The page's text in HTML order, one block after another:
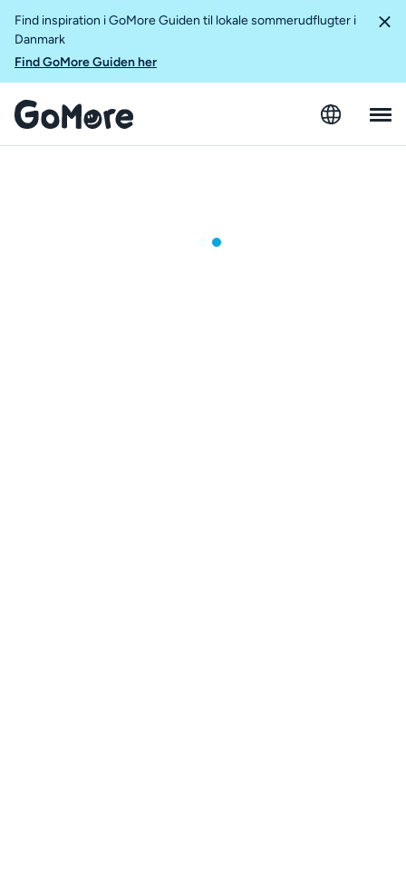
Find inspiration i GoMore Guiden til lokale sommerudflugter i
Danmark
Find GoMore Guiden her